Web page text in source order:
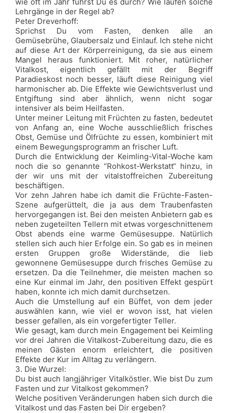
Lehrgänge in der Regel ab?
Peter Dreverhoff:
Sprichst Du vom Fasten, denken alle an
Gemüsebrühe, Glaubersalz und Einlauf. Ich stehe nicht
auf diese Art der Körperreinigung, da sie aus einem
Mangel heraus funktioniert. Mit roher, natürlicher
Vitalkost, eigentlich gefällt mit der Begriff
Paradieskost noch besser, läuft diese Reinigung viel
harmonischer ab. Die Effekte wie Gewichtsverlust und
Entgiftung sind aber ähnlich, wenn nicht sogar
intensiver als beim Heilfasten.
Unter meiner Leitung mit Früchten zu fasten, bedeutet
von Anfang an, eine Woche ausschließlich frisches
Obst, Gemüse und Ölfrüchte zu essen, kombiniert mit
einem Bewegungsprogramm an frischer Luft.
Durch die Entwicklung der Keimling-Vital-Woche kam
noch die so genannte “Rohkost-Werkstatt“ hinzu, in
der wir uns mit der vitalstoffreichen Zubereitung
beschäftigen.
Vor zehn Jahren habe ich damit die Früchte-Fasten-
Szene aufgerüttelt, die ja aus dem Traubenfasten
hervorgegangen ist. Bei den meisten Anbietern gab es
neben zugeteilten Tellern mit etwas vorgeschnittenem
Obst abends eine warme Gemüsesuppe. Natürlich
stellen sich auch hier Erfolge ein. So gab es in meinen
ersten Gruppen große Widerstände, die lieb
gewonnene Gemüsesuppe durch frisches Gemüse zu
ersetzen. Da die Teilnehmer, die meisten machen so
eine Kur einmal im Jahr, den positiven Effekt gespürt
haben, konnte ich mich damit durchsetzen.
Auch die Umstellung auf ein Büffet, von dem jeder
auswählen kann, wie viel er wovon isst, hat vielen
besser gefallen, als ein vorgefertigter Teller.
Wie gesagt, kam durch mein Engagement bei Keimling
vor drei Jahren die Vitalkost-Zubereitung dazu, die es
meinen Gästen enorm erleichtert, die positiven
Effekte der Kur im Alltag zu verlängern.
3. Die Wurzel:
Du bist auch langjähriger Vitalköstler. Wie bist Du zum
Fasten und zur Vitalkost gekommen?
Welche positiven Veränderungen haben sich durch die
Vitalkost und das Fasten bei Dir ergeben?